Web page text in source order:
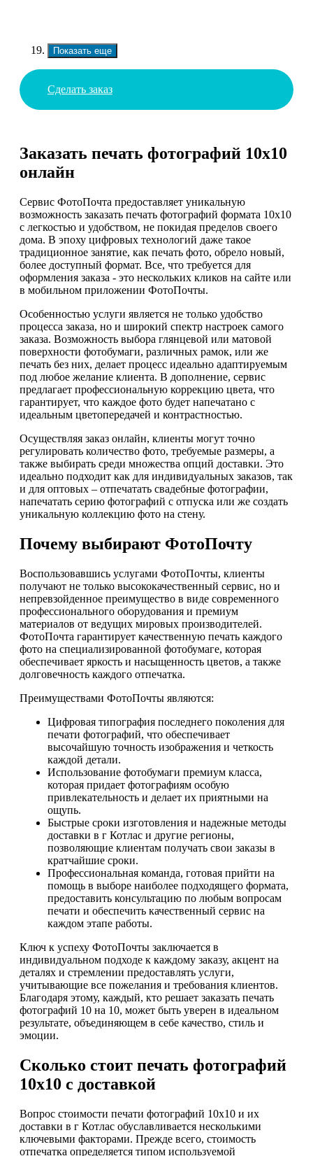
Показать еще
Сделать заказ
Заказать печать фотографий 10х10
онлайн
Сервис ФотоПочта предоставляет уникальную
возможность заказать печать фотографий формата 10х10
с легкостью и удобством, не покидая пределов своего
дома. В эпоху цифровых технологий даже такое
традиционное занятие, как печать фото, обрело новый,
более доступный формат. Все, что требуется для
оформления заказа - это нескольких кликов на сайте или
в мобильном приложении ФотоПочты.
Особенностью услуги является не только удобство
процесса заказа, но и широкий спектр настроек самого
заказа. Возможность выбора глянцевой или матовой
поверхности фотобумаги, различных рамок, или же
печать без них, делает процесс идеально адаптируемым
под любое желание клиента. В дополнение, сервис
предлагает профессиональную коррекцию цвета, что
гарантирует, что каждое фото будет напечатано с
идеальным цветопередачей и контрастностью.
Осуществляя заказ онлайн, клиенты могут точно
регулировать количество фото, требуемые размеры, а
также выбирать среди множества опций доставки. Это
идеально подходит как для индивидуальных заказов, так
и для оптовых – отпечатать свадебные фотографии,
напечатать серию фотографий с отпуска или же создать
уникальную коллекцию фото на стену.
Почему выбирают ФотоПочту
Воспользовавшись услугами ФотоПочты, клиенты
получают не только высококачественный сервис, но и
непревзойденное преимущество в виде современного
профессионального оборудования и премиум
материалов от ведущих мировых производителей.
ФотоПочта гарантирует качественную печать каждого
фото на специализированной фотобумаге, которая
обеспечивает яркость и насыщенность цветов, а также
долговечность каждого отпечатка.
Преимуществами ФотоПочты являются:
Цифровая типография последнего поколения для
печати фотографий, что обеспечивает
высочайшую точность изображения и четкость
каждой детали.
Использование фотобумаги премиум класса,
которая придает фотографиям особую
привлекательность и делает их приятными на
ощупь.
Быстрые сроки изготовления и надежные методы
доставки в г Котлас и другие регионы,
позволяющие клиентам получать свои заказы в
кратчайшие сроки.
Профессиональная команда, готовая прийти на
помощь в выборе наиболее подходящего формата,
предоставить консультацию по любым вопросам
печати и обеспечить качественный сервис на
каждом этапе работы.
Ключ к успеху ФотоПочты заключается в
индивидуальном подходе к каждому заказу, акцент на
деталях и стремлении предоставлять услуги,
учитывающие все пожелания и требования клиентов.
Благодаря этому, каждый, кто решает заказать печать
фотографий 10 на 10, может быть уверен в идеальном
результате, объединяющем в себе качество, стиль и
эмоции.
Сколько стоит печать фотографий
10х10 с доставкой
Вопрос стоимости печати фотографий 10х10 и их
доставки в г Котлас обуславливается несколькими
ключевыми факторами. Прежде всего, стоимость
отпечатка определяется типом используемой